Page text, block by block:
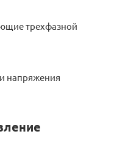
трехфазной
напряжения